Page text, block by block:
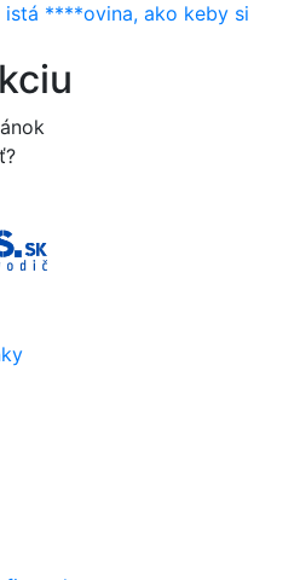
istá ****ovina, ako keby si